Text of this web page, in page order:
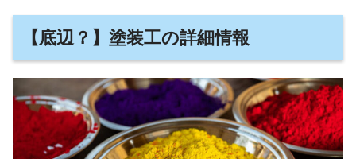
【底辺？】塗装工の詳細情報